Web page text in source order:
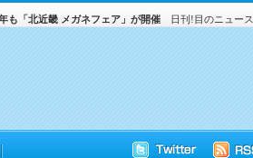
日刊!目のニュース
も「北近畿 メガネフェア」が開催